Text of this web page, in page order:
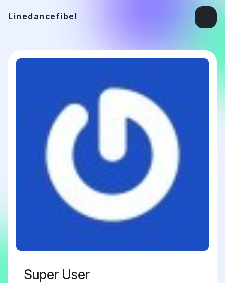
Linedancefibel
Super User